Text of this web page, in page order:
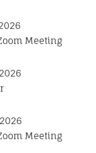
Meeting
Meeting